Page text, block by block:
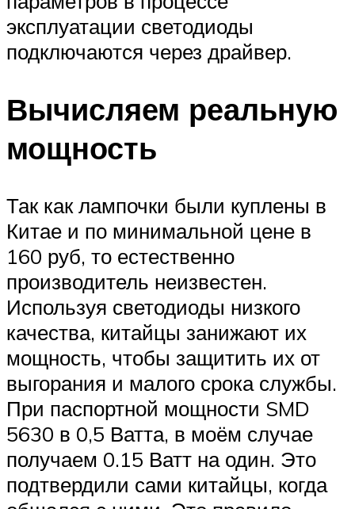
эксплуатации светодиоды
подключаются через драйвер.
Вычисляем реальную
мощность
Так как лампочки были куплены в
Китае и по минимальной цене в
160 руб, то естественно
производитель неизвестен.
Используя светодиоды низкого
качества, китайцы занижают их
мощность, чтобы защитить их от
выгорания и малого срока службы.
При паспортной мощности SMD
5630 в 0,5 Ватта, в моём случае
получаем 0.15 Ватт на один. Это
подтвердили сами китайцы, когда